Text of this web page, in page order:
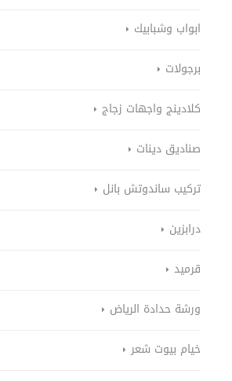
ابواب وشبابيك
برجولات
كلادينج واجهات زجاج
صناديق دينات
تركيب ساندوتش بانل
درابزين
قرميد
ورشة حدادة الرياض
خيام بيوت شعر